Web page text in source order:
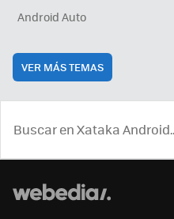
Android Auto
VER MÁS TEMAS